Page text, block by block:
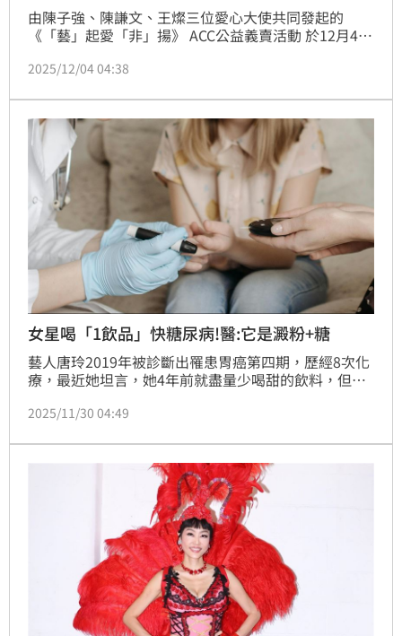
由陳子強、陳謙文、王燦三位愛心大使共同發起的
《「藝」起愛「非」揚》 ACC公益義賣活動 於12月4日
賓之一唐玲，透露過往因欠缺自信，去隆鼻怎料整形失
2025/12/04 04:38
女星喝「1飲品」快糖尿病!醫:它是澱粉+糖
藝人唐玲2019年被診斷出罹患胃癌第四期，歷經8次化
療，最近她坦言，她4年前就盡量少喝甜的飲料，但每
此，自此後只喝黑咖啡。醫師邱筱宸表示，燕麥奶的主
快，升糖指數高。
2025/11/30 04:49